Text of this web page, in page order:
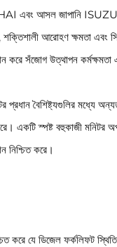
এবং আসল জাপানি
আরোহণ ক্ষমতা এবং
সঁজোগ উত্থাপন কর্মক্ষমতা
বৈশিষ্ট্যগুলির মধ্যে
একটি স্পষ্ট বহুকাজী মনিটর
নিশ্চিত করে।
করে যে ডিজেল ফর্কলিফট